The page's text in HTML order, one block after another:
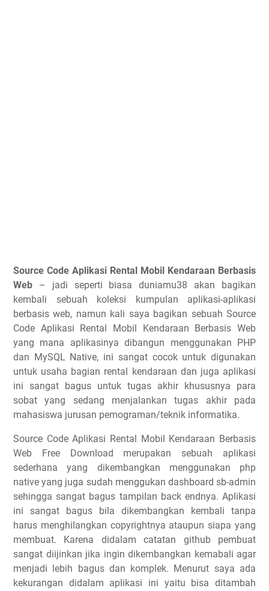
Source Code Aplikasi Rental Mobil Kendaraan Berbasis
Web – jadi seperti biasa duniamu38 akan bagikan
kembali sebuah koleksi kumpulan aplikasi-aplikasi
berbasis web, namun kali saya bagikan sebuah Source
Code Aplikasi Rental Mobil Kendaraan Berbasis Web
yang mana aplikasinya dibangun menggunakan PHP
dan MySQL Native, ini sangat cocok untuk digunakan
untuk usaha bagian rental kendaraan dan juga aplikasi
ini sangat bagus untuk tugas akhir khususnya para
sobat yang sedang menjalankan tugas akhir pada
mahasiswa jurusan pemograman/teknik informatika.
Source Code Aplikasi Rental Mobil Kendaraan Berbasis
Web Free Download merupakan sebuah aplikasi
sederhana yang dikembangkan menggunakan php
native yang juga sudah menggukan dashboard sb-admin
sehingga sangat bagus tampilan back endnya. Aplikasi
ini sangat bagus bila dikembangkan kembali tanpa
harus menghilangkan copyrightnya ataupun siapa yang
membuat. Karena didalam catatan github pembuat
sangat diijinkan jika ingin dikembangkan kemabali agar
menjadi lebih bagus dan komplek. Menurut saya ada
kekurangan didalam aplikasi ini yaitu bisa ditambah